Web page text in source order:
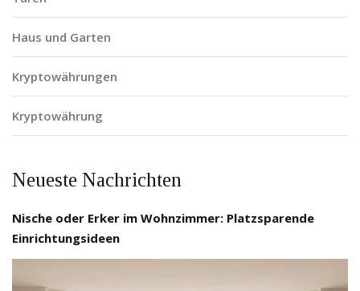
Haus und Garten
Kryptowährungen
Kryptowährung
Neueste Nachrichten
Nische oder Erker im Wohnzimmer: Platzsparende
Einrichtungsideen